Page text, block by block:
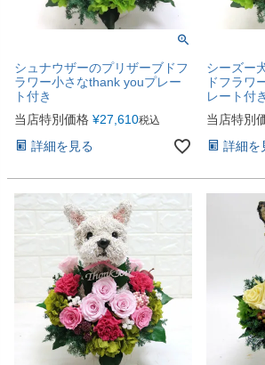
シュナウザーのプリザーブドフ
ラワー小さなthank youプレー
ト付き
当店特別価格 ¥27,610税込
詳細を見る
シーズー
ドフラワ
レート付き
当店特別
詳細を